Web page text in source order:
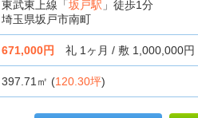
東武東上線「坂戸駅 」徒歩1分
埼玉県坂戸市南町
671,000円 礼 1ヶ月 / 敷 1,000,000円
397.71㎡ (120.30坪)